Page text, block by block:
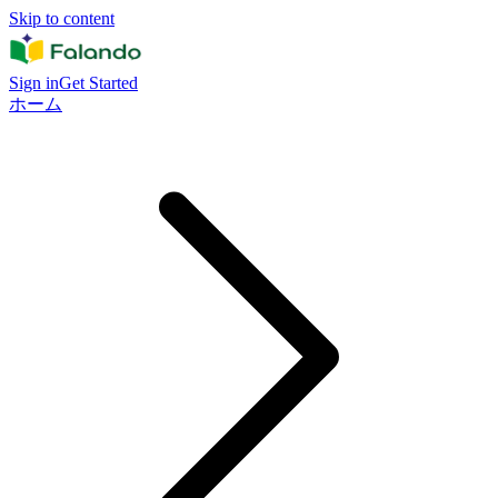
Skip to content
Sign inGet Started
ホーム